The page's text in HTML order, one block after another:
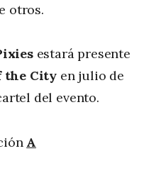
otros.
estará presente
the City en julio de
del evento.
A